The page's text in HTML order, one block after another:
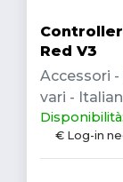
Red V3
Accessori
vari -
€ Log-in